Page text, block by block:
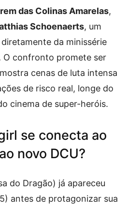
das Colinas Amarelas,
Schoenaerts, um
da minissérie
O confronto promete ser
cenas de luta intensa
de risco real, longe do
cinema de super-heróis.
se conecta ao
novo DCU?
do Dragão) já apareceu
antes de protagonizar sua